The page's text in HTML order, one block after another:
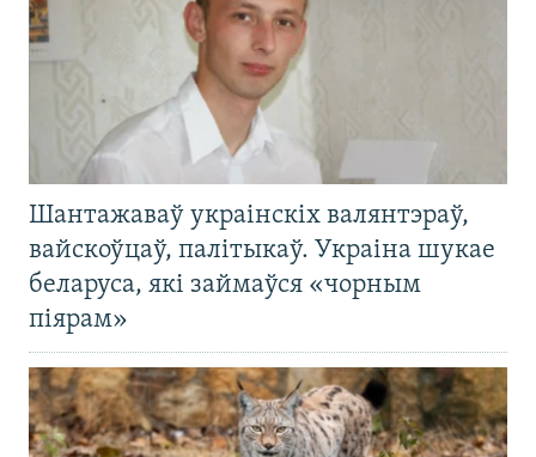
Шантажаваў украінскіх валянтэраў,
вайскоўцаў, палітыкаў. Украіна шукае
беларуса, які займаўся «чорным
піярам»